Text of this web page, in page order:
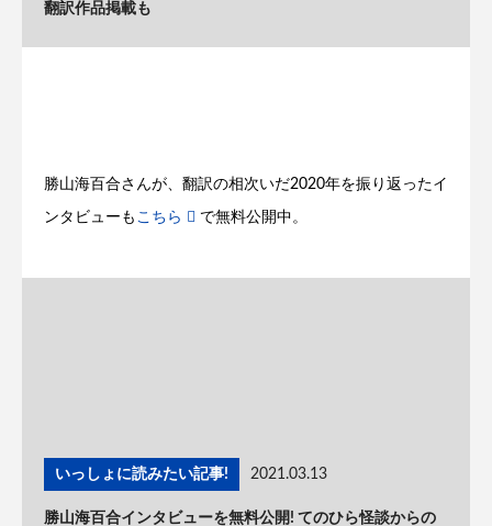
翻訳作品掲載も
勝山海百合さんが、翻訳の相次いだ2020年を振り返ったイ
ンタビューも こちら で無料公開中。
いっしょに読みたい記事! 2021.03.13
勝山海百合インタビューを無料公開! てのひら怪談からの